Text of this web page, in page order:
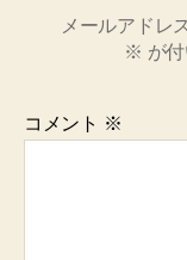
メールアドレ
※ が
コメント ※